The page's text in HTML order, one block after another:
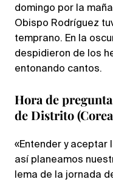
domingo por la
Obispo Rodríguez
temprano. En la
despidieron de los
entonando cantos.
Hora de
de Distrito
«Entender y aceptar
así planeamos
lema de la jornada